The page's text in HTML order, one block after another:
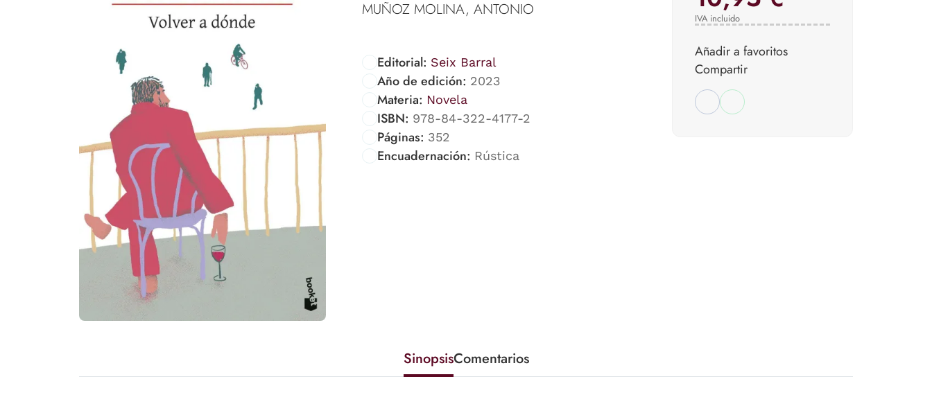
MUÑOZ MOLINA, ANTONIO
Editorial: Seix Barral
Año de edición: 2023
Materia: Novela
ISBN: 978-84-322-4177-2
Páginas: 352
Encuadernación: Rústica
IVA incluido
Añadir a favoritos
Compartir
SinopsisComentarios